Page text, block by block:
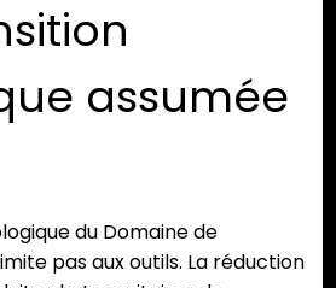
assumée
du Domaine de
pas aux outils. La réduction